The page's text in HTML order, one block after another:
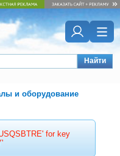
Найти
и оборудование
for key